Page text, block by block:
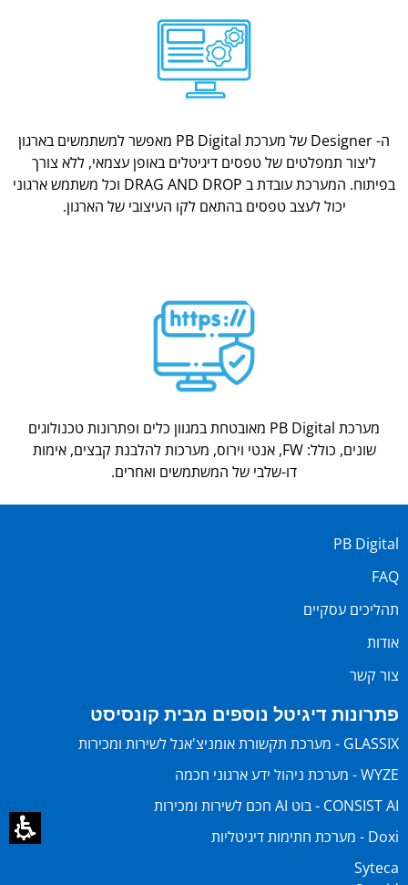
ה- Designer של מערכת PB Digital מאפשר למשתמשים בארגון
ליצור תמפלטים של טפסים דיגיטלים באופן עצמאי, ללא צורך
בפיתוח. המערכת עובדת ב DRAG AND DROP וכל משתמש ארגוני
יכול לעצב טפסים בהתאם לקו העיצובי של הארגון.
מערכת PB Digital מאובטחת במגוון כלים ופתרונות טכנולוגים
שונים, כולל: FW, אנטי וירוס, מערכות להלבנת קבצים, אימות
דו-שלבי של המשתמשים ואחרים.
PB Digital
FAQ
תהליכים עסקיים
אודות
צור קשר
פתרונות דיגיטל נוספים מבית קונסיסט
GLASSIX - מערכת תקשורת אומניצ'אנל לשירות ומכירות
WYZE - מערכת ניהול ידע ארגוני חכמה
CONSIST AI - בוט AI חכם לשירות ומכירות
Doxi - מערכת חתימות דיגיטליות
Syteca